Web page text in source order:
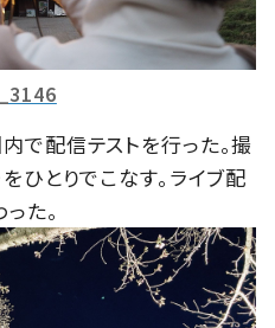
で配信テストを行った。撮
ひとりでこなす。ライブ配
た。